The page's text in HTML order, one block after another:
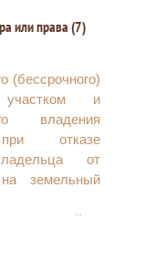
исключением
или права (7)
(бессрочного)
участком и
владения
отказе
от
земельный
к
имущества